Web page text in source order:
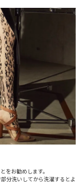
をお勧めします。
分洗いしてから洗濯するとよ